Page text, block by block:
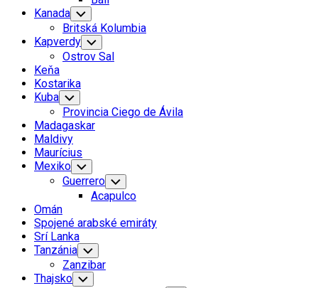
Kanada Toggle
Child
Menu
Britská Kolumbia
Kapverdy Toggle
Child
Menu
Ostrov Sal
Keňa
Kostarika
Kuba Toggle
Child
Menu
Provincia Ciego de Ávila
Madagaskar
Maldivy
Maurícius
Mexiko Toggle
Child
Menu
Guerrero Toggle
Child
Menu
Acapulco
Omán
Spojené arabské emiráty
Srí Lanka
Tanzánia Toggle
Child
Menu
Zanzibar
Thajsko Toggle